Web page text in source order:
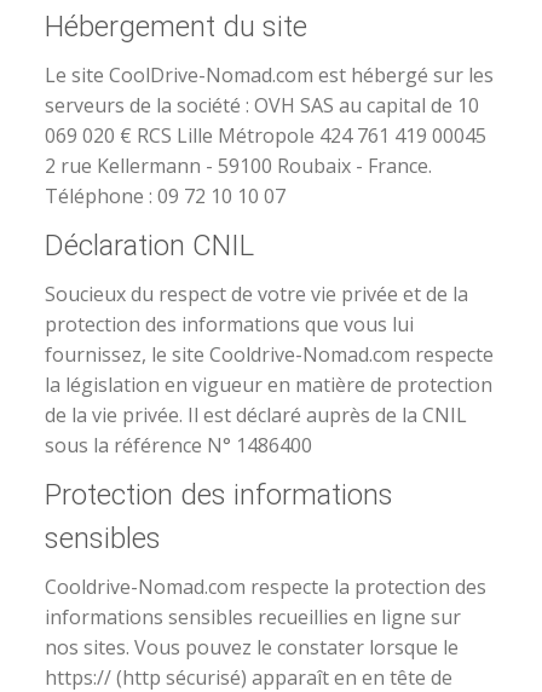
Hébergement du site
Le site CoolDrive-Nomad.com est hébergé sur les
serveurs de la société : OVH SAS au capital de 10
069 020 € RCS Lille Métropole 424 761 419 00045
2 rue Kellermann - 59100 Roubaix - France.
Téléphone : 09 72 10 10 07
Déclaration CNIL
Soucieux du respect de votre vie privée et de la
protection des informations que vous lui
fournissez, le site Cooldrive-Nomad.com respecte
la législation en vigueur en matière de protection
de la vie privée. Il est déclaré auprès de la CNIL
sous la référence N° 1486400
Protection des informations
sensibles
Cooldrive-Nomad.com respecte la protection des
informations sensibles recueillies en ligne sur
nos sites. Vous pouvez le constater lorsque le
https:// (http sécurisé) apparaît en en tête de